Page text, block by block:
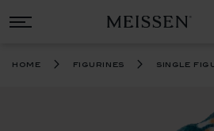
home figurines single